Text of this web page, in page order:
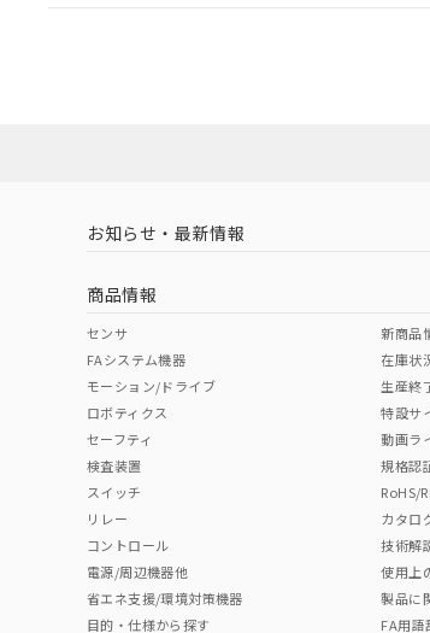
EU RoHS 注意事項・凡例
中国 RoHS 注意事項・凡例
中国 RoHS表
Pb Hg
"対応済み"や非含有の記載がされた商品であ
非含有品が必要な際は、弊社営業部門もしく
（イギリス
（ノルウェー
お知らせ・最新情報
商品情報
センサ
FAシステム機器
モーション/ドライブ
ロボティクス
セーフティ
検査装置
スイッチ
リレー
コントロール
電源/周辺機器他
省エネ支援/環境対策機器
目的・仕様から探す
新商品
在庫状
生産終
特設サ
動画ラ
規格認
RoHS/
カタロ
技術解
使用上
製品に
FA用語